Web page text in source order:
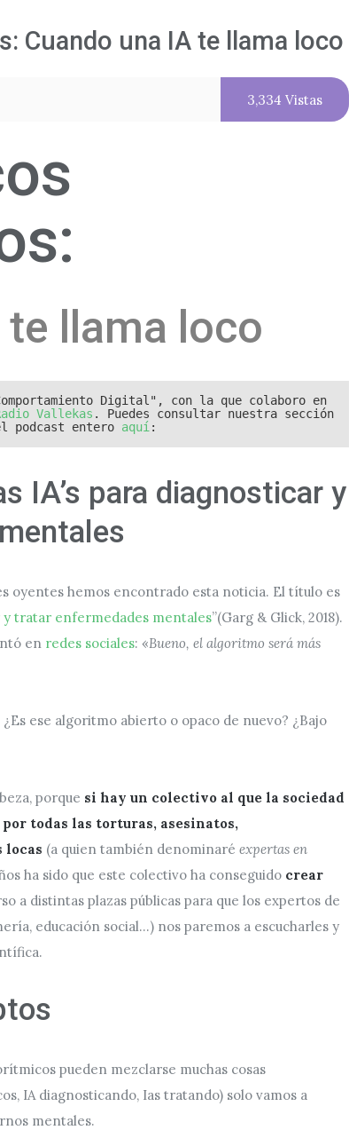
Cuando una IA te llama loco
3,334 Vistas
te llama loco
Digital", con la que colaboro en
Vallekas . Puedes consultar nuestra sección
podcast entero aquí :
IA’s para diagnosticar y
oyentes hemos encontrado esta noticia. El título es
y tratar enfermedades mentales”(Garg & Glick, 2018).
en redes sociales: «Bueno, el algoritmo será más
ese algoritmo abierto o opaco de nuevo? ¿Bajo
porque si hay un colectivo al que la sociedad
todas las torturas, asesinatos,
locas (a quien también denominaré expertas en
ha sido que este colectivo ha conseguido crear
a distintas plazas públicas para que los expertos de
educación social…) nos paremos a escucharles y
pueden mezclarse muchas cosas
IA diagnosticando, Ias tratando) solo vamos a
mentales.